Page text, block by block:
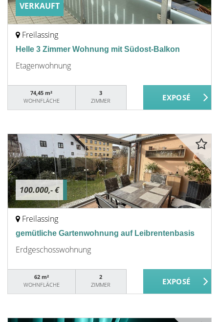
VERKAUFT
Freilassing
Helle 3 Zimmer Wohnung mit Südost-Balkon
Etagenwohnung
74,45 m²
WOHNFLÄCHE
3
ZIMMER
100.000,- €
Freilassing
gemütliche Gartenwohnung auf Leibrentenbasis
Erdgeschosswohnung
62 m²
WOHNFLÄCHE
2
ZIMMER